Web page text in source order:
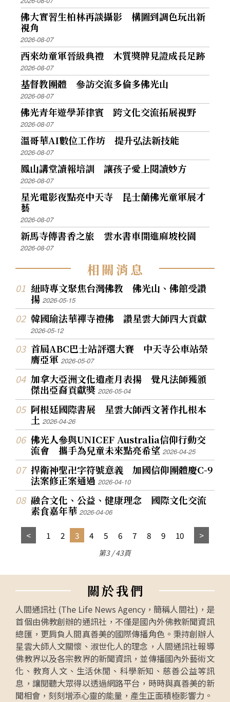
佛大實習生柏林再談攝影 構圖到調色玩出新
視角
2026-08-07
西來幼童軍晉級典禮 木質獎牌見證成長足跡
2026-08-07
基督教團體 參訪交流多倫多佛光山
2026-08-07
佛光青年遊學菲律賓 跨文化交流拓展視野
2026-08-07
溫哥華AI數位工作坊 提升弘法新技能
2026-08-07
鳳山講堂讀報培訓 讓孩子愛上閱讀妙方
2026-08-07
星光電影夜點亮中天寺 昆士蘭佛光童軍展才
藝
2026-08-07
新馬寺傳書香之旅 雲水書車開進麻坡校園
2026-08-07
相關消息
紐時專文聚焦台灣佛教 佛光山、佛館受讚
揚2026-05-15
韓國瑜法華禪寺禮佛 讚星雲大師四大貢獻
2026-05-12
首屆ABC巴士站評選大賽 中天寺公車站榮
膺亞軍2026-05-07
加拿大亞洲文化遺產月表揚 覺凡法師獲頒
傑出亞裔貢獻獎2026-05-04
阿根廷國際書展 星雲大師西文著作扎根本
土2026-04-26
佛光人參與UNICEF Australia信仰行動交
流會 攜手為兒童未來點亮希望2026-04-25
捍衛神聖卍字符號意義 加國信仰團體慶C-9
法案修正案通過2026-04-10
融合文化、公益、健康理念 國際文化交流
素食嘉年華2026-04-06
1 2 3 4 5 6 7 8 9 10
第3 / 43頁
關於我們
人間通訊社 (The Life News Agency，簡稱人間社)，是
首個由佛教創辦的通訊社，不僅是國內外佛教新聞資訊
總匯，更肩負人間真善美的國際傳播角色。秉持創辦人
星雲大師人文關懷、淑世化人的理念，人間通訊社報導
佛教界以及各宗教界的新聞資訊，並傳播國內外藝術文
化、教育人文、生活休閒、科學新知、慈善公益等訊
息，讓閱聽大眾得以透過網路平台，時時與真善美的新
聞相會，刻刻增添心靈的能量，產生正面積極影響力。